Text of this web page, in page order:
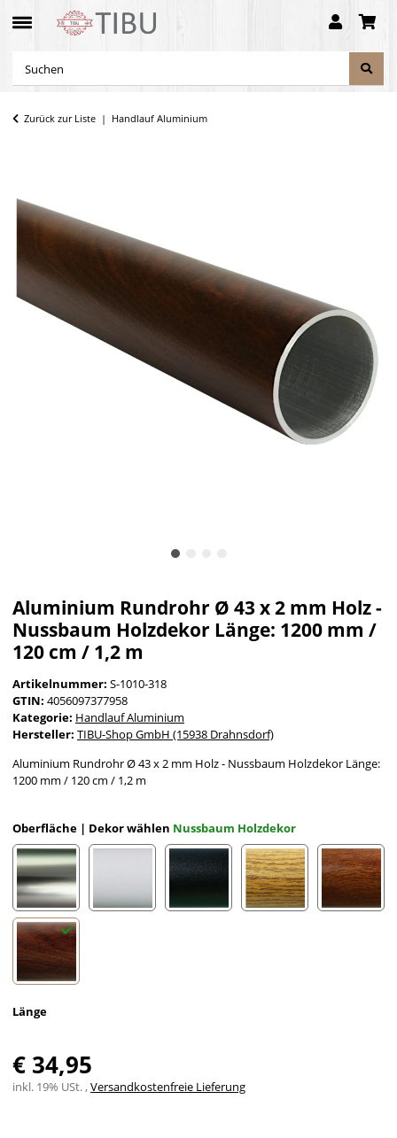
Zurück zur Liste Handlauf Aluminium
Aluminium Rundrohr Ø 43 x 2 mm Holz -
Nussbaum Holzdekor Länge: 1200 mm /
120 cm / 1,2 m
Artikelnummer: S-1010-318
GTIN: 4056097377958
Kategorie: Handlauf Aluminium
Hersteller: TIBU-Shop GmbH (15938 Drahnsdorf)
Aluminium Rundrohr Ø 43 x 2 mm Holz - Nussbaum Holzdekor Länge:
1200 mm / 120 cm / 1,2 m
Oberfläche | Dekor wählen Nussbaum Holzdekor
Edelstahloptik eloxiert
Länge
€ 34,95
inkl. 19% USt. ,Versandkostenfreie Lieferung